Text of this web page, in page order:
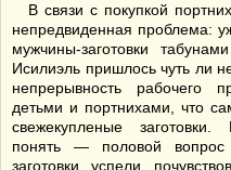
В связи с покупкой
непредвиденная проблема:
мужчины-заготовки
Исилиэль пришлось чуть ли
непрерывность рабочего
детьми и портнихами, что
свежекупленые
понять — половой
заготовки успели